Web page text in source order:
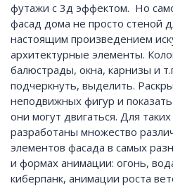
футажи с 3д эффектом. Но
фасад дома не просто стеной
настоящим произведением
архитектурные элементы.
балюстрады, окна, карнизы и
подчеркнуть, выделить.
неподвижных фигур и
они могут двигаться. Для
разработаны множество
элементов фасада в самых
и формах анимации: огонь,
киберпанк, анимации роста